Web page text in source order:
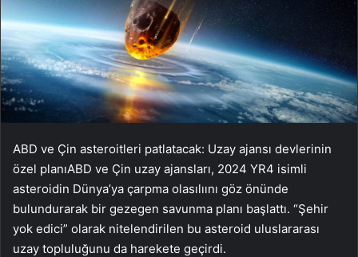
ABD ve Çin asteroitleri patlatacak: Uzay ajansı devlerinin
özel planıABD ve Çin uzay ajansları, 2024 YR4 isimli
asteroidin Dünya’ya çarpma olasılıını göz önünde
bulundurarak bir gezegen savunma planı başlattı. “Şehir
yok edici” olarak nitelendirilen bu asteroid uluslararası
uzay topluluğunu da harekete geçirdi.